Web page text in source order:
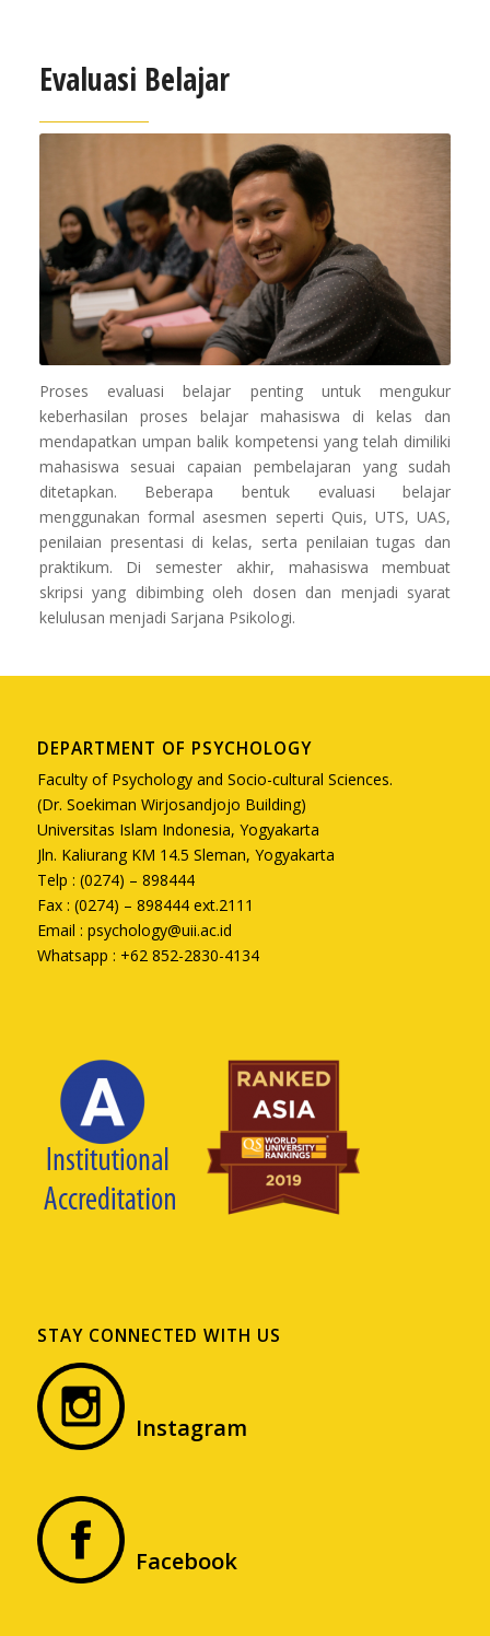
Evaluasi Belajar
Proses evaluasi belajar penting untuk mengukur
keberhasilan proses belajar mahasiswa di kelas dan
mendapatkan umpan balik kompetensi yang telah dimiliki
mahasiswa sesuai capaian pembelajaran yang sudah
ditetapkan. Beberapa bentuk evaluasi belajar
menggunakan formal asesmen seperti Quis, UTS, UAS,
penilaian presentasi di kelas, serta penilaian tugas dan
praktikum. Di semester akhir, mahasiswa membuat
skripsi yang dibimbing oleh dosen dan menjadi syarat
kelulusan menjadi Sarjana Psikologi.
DEPARTMENT OF PSYCHOLOGY
Faculty of Psychology and Socio-cultural Sciences.
(Dr. Soekiman Wirjosandjojo Building)
Universitas Islam Indonesia, Yogyakarta
Jln. Kaliurang KM 14.5 Sleman, Yogyakarta
Telp : (0274) – 898444
Fax : (0274) – 898444 ext.2111
Email : psychology@uii.ac.id
Whatsapp : +62 852-2830-4134
STAY CONNECTED WITH US
Instagram
Facebook